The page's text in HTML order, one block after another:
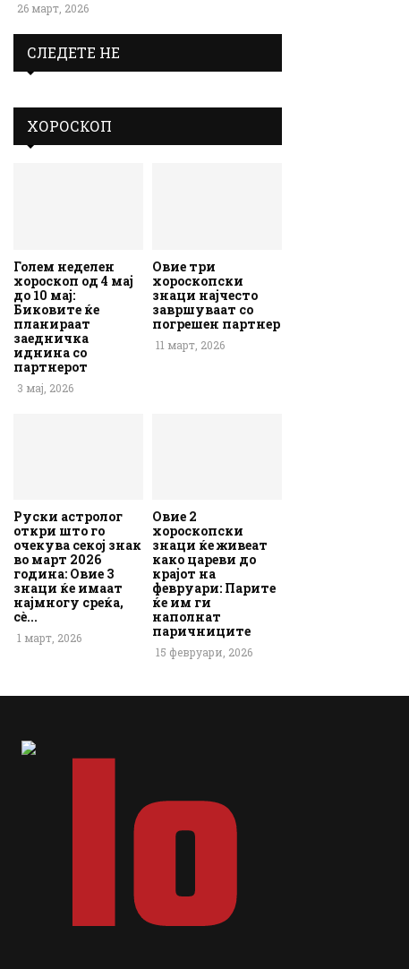
26 март, 2026
СЛЕДЕТЕ НЕ
ХОРОСКОП
Голем неделен
хороскоп од 4 мај
до 10 мај:
Биковите ќе
планираат
заедничка
иднина со
партнерот
3 мај, 2026
Овие три
хороскопски
знаци најчесто
завршуваат со
погрешен партнер
11 март, 2026
Руски астролог
откри што го
очекува секој знак
во март 2026
година: Овие 3
знаци ќе имаат
најмногу среќа,
сè...
1 март, 2026
Овие 2
хороскопски
знаци ќе живеат
како цареви до
крајот на
февруари: Парите
ќе им ги
наполнат
паричниците
15 февруари, 2026